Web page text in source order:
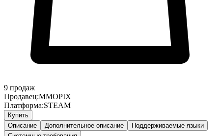
9 продаж
Продавец:MMOPIX
Платформа:STEAM
Купить
Описание
Дополнительное описание
Поддерживаемые языки